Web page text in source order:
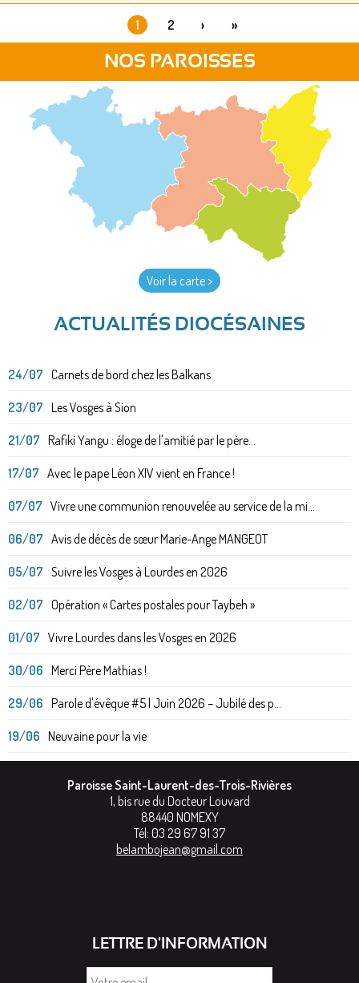
1 2 › »
NOS PAROISSES
Voir la carte >
ACTUALITÉS DIOCÉSAINES
24/07 Carnets de bord chez les Balkans
23/07 Les Vosges à Sion
21/07 Rafiki Yangu : éloge de l'amitié par le père...
17/07 Avec le pape Léon XIV vient en France !
07/07 Vivre une communion renouvelée au service de la mi...
06/07 Avis de décès de sœur Marie-Ange MANGEOT
05/07 Suivre les Vosges à Lourdes en 2026
02/07 Opération « Cartes postales pour Taybeh »
01/07 Vivre Lourdes dans les Vosges en 2026
30/06 Merci Père Mathias !
29/06 Parole d'évêque #5 | Juin 2026 – Jubilé des p...
19/06 Neuvaine pour la vie
Paroisse Saint-Laurent-des-Trois-Rivières
1, bis rue du Docteur Louvard
88440 NOMEXY
Tél: 03 29 67 91 37
belambojean@gmail.com
LETTRE D'INFORMATION